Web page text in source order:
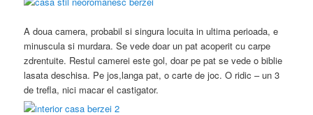
A doua camera, probabil si singura locuita in ultima perioada, e
minuscula si murdara. Se vede doar un pat acoperit cu carpe
zdrentuite. Restul camerei este gol, doar pe pat se vede o biblie
lasata deschisa. Pe jos,langa pat, o carte de joc. O ridic – un 3
de trefla, nici macar el castigator.